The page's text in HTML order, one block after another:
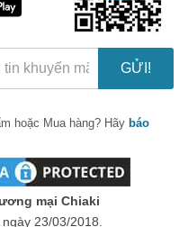
Medicated Lip Balm Stick
GỬI!
hoặc Mua hàng? Hãy báo
mại Chiaki
23/03/2018.